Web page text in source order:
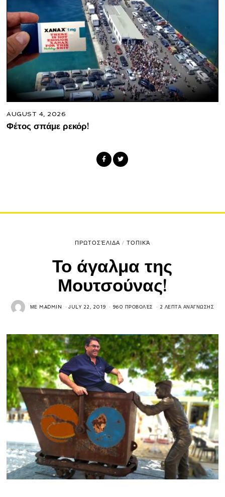
AUGUST 4, 2026
Φέτος σπάμε ρεκόρ!
ΠΡΩΤΟΣΈΛΙΔΑ / ΤΟΠΙΚΆ
Το άγαλμα της
Μουτσούνας!
ΜΕMADMIN JULY 22, 2019 960 ΠΡΟΒΟΛΈΣ 2 ΛΕΠΤΆ ΑΝΆΓΝΩΣΗΣ